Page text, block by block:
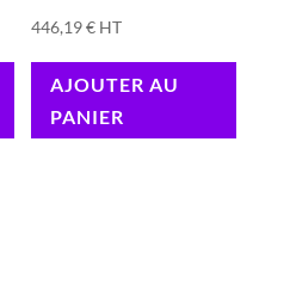
446,19€ HT
AJOUTER AU
PANIER